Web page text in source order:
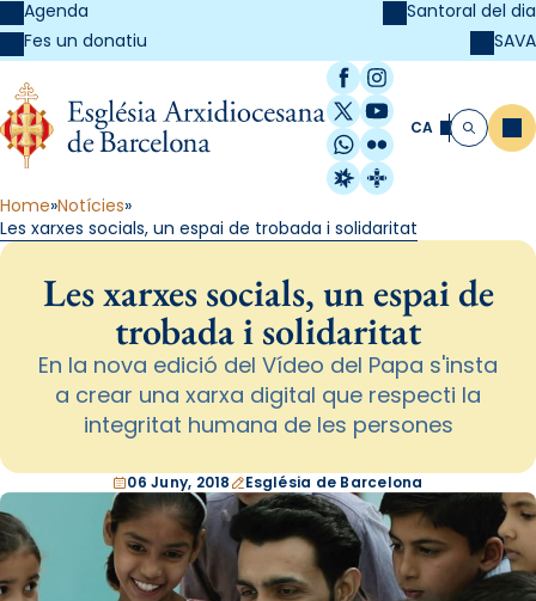
Agenda
Fes un donatiu
Santoral del dia
SAVA
Facebook
Instagram
X / Twitter
YouTube
WhatsApp
Flickr
Radio Estel
Catalunya
CA Cerca
Home Notícies
Les xarxes socials, un espai de trobada i solidaritat
Les xarxes socials, un espai de
trobada i solidaritat
En la nova edició del Vídeo del Papa s'insta
a crear una xarxa digital que respecti la
integritat humana de les persones
06 Juny, 2018 Església de Barcelona